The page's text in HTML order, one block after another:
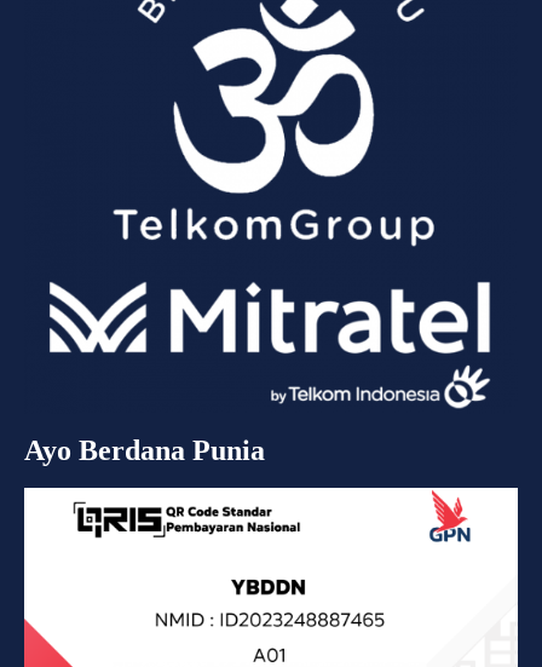
Ayo Berdana Punia